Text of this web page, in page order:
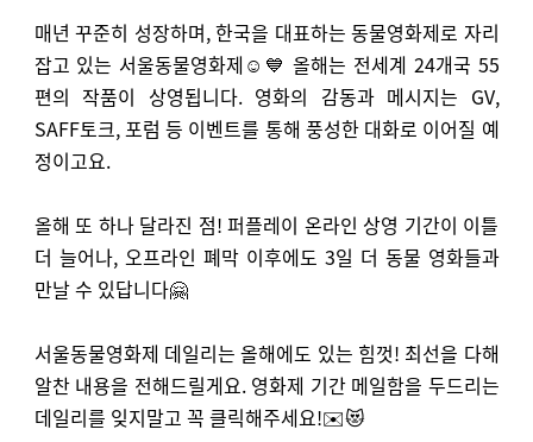
매년 꾸준히 성장하며, 한국을 대표하는 동물영화제로 자리
잡고 있는 서울동물영화제☺️💙 올해는 전세계 24개국 55
편의 작품이 상영됩니다. 영화의 감동과 메시지는 GV,
SAFF토크, 포럼 등 이벤트를 통해 풍성한 대화로 이어질 예
정이고요.
올해 또 하나 달라진 점! 퍼플레이 온라인 상영 기간이 이틀
더 늘어나, 오프라인 폐막 이후에도 3일 더 동물 영화들과
만날 수 있답니다🤗
서울동물영화제 데일리는 올해에도 있는 힘껏! 최선을 다해
알찬 내용을 전해드릴게요. 영화제 기간 메일함을 두드리는
데일리를 잊지말고 꼭 클릭해주세요!✉️😻